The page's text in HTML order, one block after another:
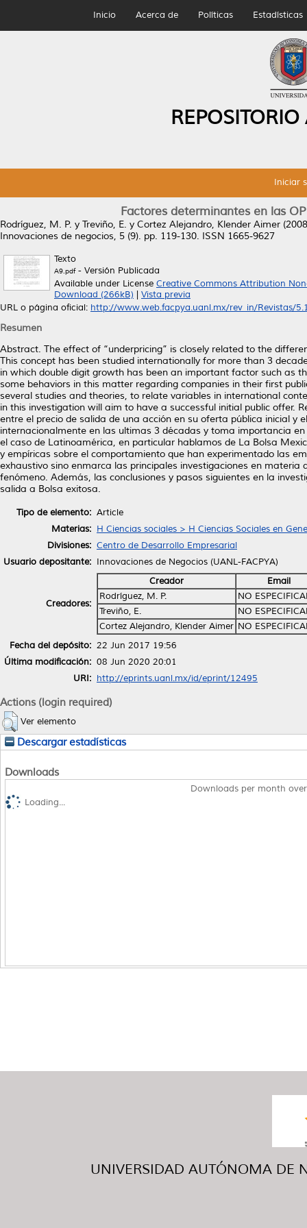
Inicio Acerca de Políticas Estadísticas
Iniciar
Factores determinantes en las
Rodríguez, M. P. y Treviño, E. y Cortez Alejandro, Klender Aimer
Innovaciones de negocios, 5 (9). pp. 119-130. ISSN 1665-9627
Texto
A9.pdf- Versión Publicada
Available under License Creative Commons Attribution
Download (266kB)
Vista previa
URL o página oficial: http://www.web.facpya.uanl.mx/rev_in/Revistas/
Resumen
Abstract. The effect of “underpricing” is closely related to the
This concept has been studied internationally for more than 3
in which double digit growth has been an important factor such as
some behaviors in this matter regarding companies in their first
several studies and theories, to relate variables in international
in this investigation will aim to have a successful initial public offer.
entre el precio de salida de una acción en su oferta pública inicial y
internacionalmente en las ultimas 3 décadas y toma importancia
el caso de Latinoamérica, en particular hablamos de La Bolsa
y empíricas sobre el comportamiento que han experimentado las
exhaustivo sino enmarca las principales investigaciones en
fenómeno. Además, las conclusiones y pasos siguientes en la
salida a Bolsa exitosa.
Tipo de elemento: Article
Materias: H Ciencias sociales > H Ciencias Sociales en
Divisiones: Centro de Desarrollo Empresarial
Usuario depositante: Innovaciones de Negocios (UANL-FACPYA)
Creadores:
Creador
Email
Rodríguez, M. P.
NO
Treviño, E.
NO
Cortez Alejandro, Klender Aimer NO
Fecha del depósito: 22 Jun 2017 19:56
Última modificación: 08 Jun 2020 20:01
URI: http://eprints.uanl.mx/id/eprint/12495
Actions (login required)
Ver elemento
Descargar estadísticas
Downloads
Downloads per month
Loading...
UNIVERSIDAD AUTÓNOMA DE